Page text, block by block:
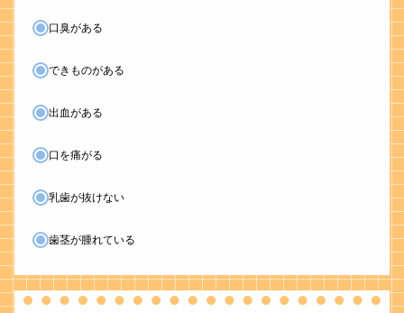
口臭がある
できものがある
出血がある
口を痛がる
乳歯が抜けない
歯茎が腫れている